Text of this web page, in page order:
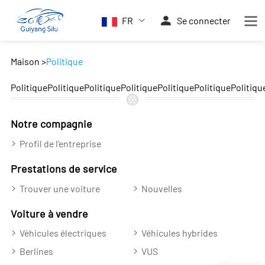
FR Se connecter
Maison >Politique
Notre compagnie
Profil de l'entreprise
Prestations de service
Trouver une voiture Nouvelles
Voiture à vendre
Véhicules électriques
Véhicules hybrides
Berlines
VUS